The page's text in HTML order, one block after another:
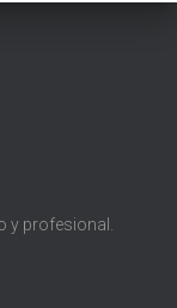
y profesional.